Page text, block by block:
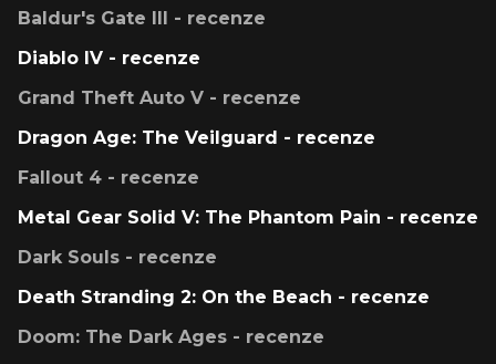
Baldur's Gate III - recenze
Diablo IV - recenze
Grand Theft Auto V - recenze
Dragon Age: The Veilguard - recenze
Fallout 4 - recenze
Metal Gear Solid V: The Phantom Pain - recenze
Dark Souls - recenze
Death Stranding 2: On the Beach - recenze
Doom: The Dark Ages - recenze